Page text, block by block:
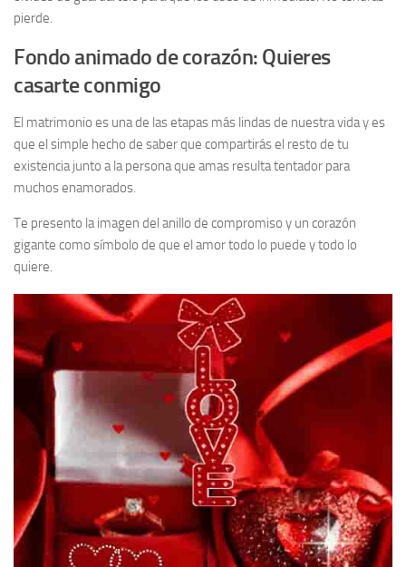
pierde.
Fondo animado de corazón: Quieres
casarte conmigo
El matrimonio es una de las etapas más lindas de nuestra vida y es
que el simple hecho de saber que compartirás el resto de tu
existencia junto a la persona que amas resulta tentador para
muchos enamorados.
Te presento la imagen del anillo de compromiso y un corazón
gigante como símbolo de que el amor todo lo puede y todo lo
quiere.